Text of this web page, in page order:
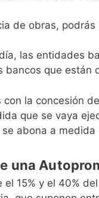
de obras, podrás
las entidades
bancos que
con la concesión
que se vaya
abona a
una
el 15% y el 40%